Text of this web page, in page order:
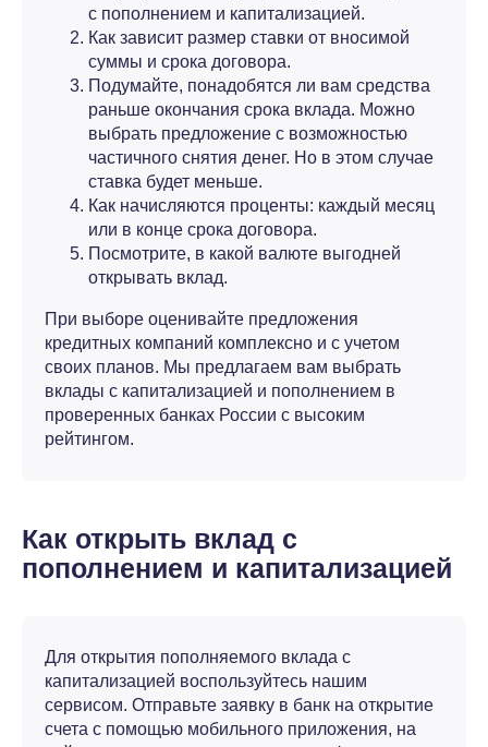
с пополнением и капитализацией.
Как зависит размер ставки от вносимой
суммы и срока договора.
Подумайте, понадобятся ли вам средства
раньше окончания срока вклада. Можно
выбрать предложение с возможностью
частичного снятия денег. Но в этом случае
ставка будет меньше.
Как начисляются проценты: каждый месяц
или в конце срока договора.
Посмотрите, в какой валюте выгодней
открывать вклад.
При выборе оценивайте предложения
кредитных компаний комплексно и с учетом
своих планов. Мы предлагаем вам выбрать
вклады с капитализацией и пополнением в
проверенных банках России с высоким
рейтингом.
Как открыть вклад с
пополнением и капитализацией
Для открытия пополняемого вклада с
капитализацией воспользуйтесь нашим
сервисом. Отправьте заявку в банк на открытие
счета с помощью мобильного приложения, на